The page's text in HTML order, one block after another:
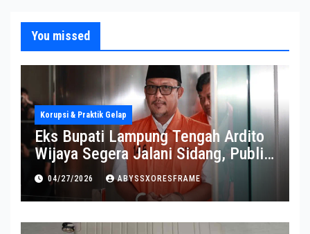
You missed
Korupsi & Praktik Gelap
Eks Bupati Lampung Tengah Ardito
Wijaya Segera Jalani Sidang, Publik
Soroti Perkembangannya
04/27/2026 ABYSSXORESFRAME